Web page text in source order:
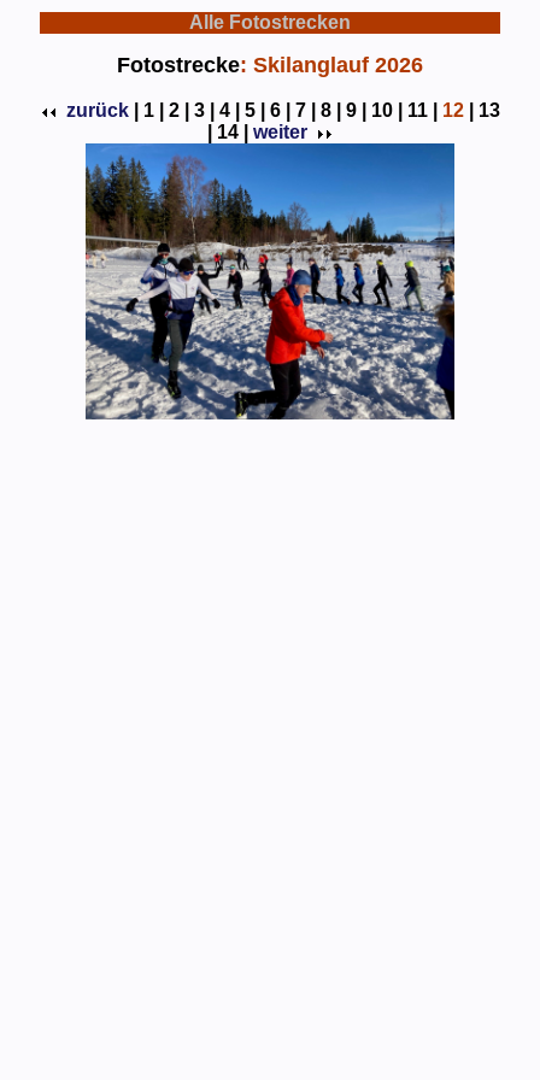
Alle Fotostrecken
Fotostrecke: Skilanglauf 2026
zurück 1 | 2 | 3 | 4 | 5 | 6 | 7 | 8 | 9 | 10 | 11 | 12| 13
14 | weiter